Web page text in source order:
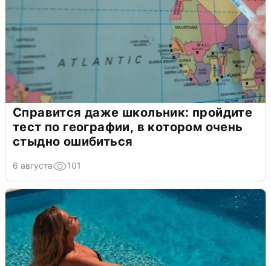
Справится даже школьник: пройдите
тест по географии, в котором очень
стыдно ошибиться
6 августа 101